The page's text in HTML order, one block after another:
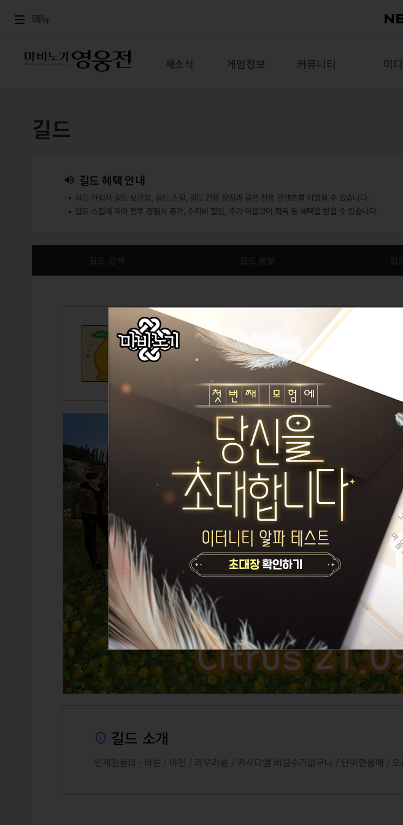
메뉴
새소식 게임정보 커뮤니티 미
길드
길드 혜택 안내
길드 가입시 길드 보관함, 길드 스킬, 길드 전용 상점과 같은 전용 콘텐츠를 이용할 수 있습니다.
길드 스킬에 따라 전투 경험치 증가, 수리비 할인, 추가 이블코어 획득 등 혜택을 받을 수 있습니다.
Citrus
길드마스터
희콩
GP 1,000,000/ 1,000,000
길드 소개
인게임문의 - 바튼 / 야인 / 라우라슌 / 카사디엘 버틸수가없구나 / 단아한몸매 /